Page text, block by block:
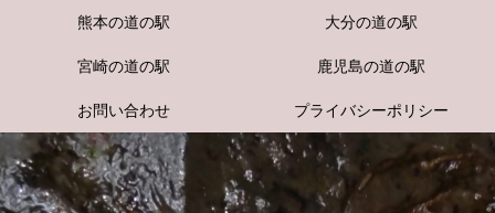
熊本の道の駅 大分の道の駅
宮崎の道の駅 鹿児島の道の駅
お問い合わせ プライバシーポリシー